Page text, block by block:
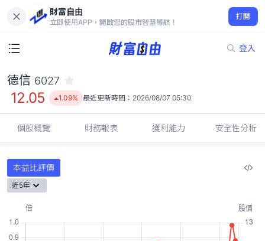
財富自由
立即使用APP，開啟您的股市智慧導航！
打開
登入
12.05
1.09%
德信 6027
12.05 1.09% 最近更新時間： 2026/08/07 05:30
個股概覽 財務報表 獲利能力 安全性分析
本益比評價
近5年